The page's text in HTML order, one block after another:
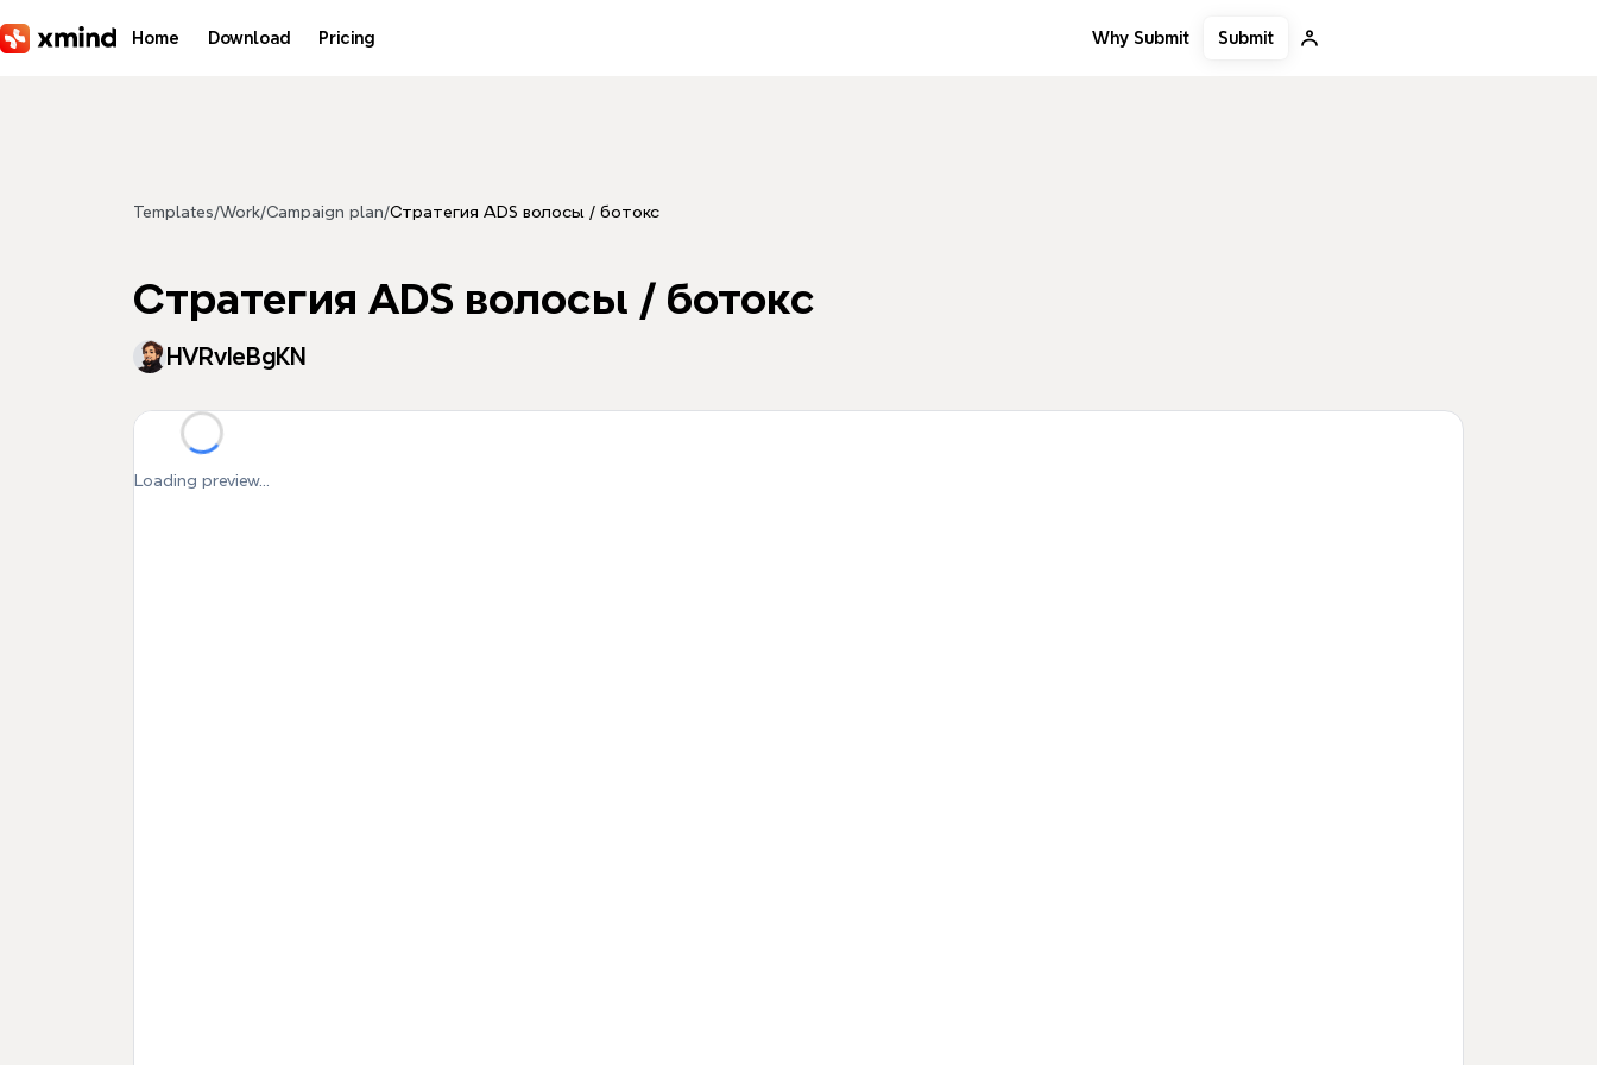
Home Download Pricing Why Submit Submit
Templates/Work/Campaign plan/Стратегия ADS волосы / ботокс
Стратегия ADS волосы / ботокс
HVRvIeBgKN
Loading preview...